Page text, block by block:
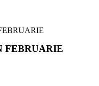
FEBRUARIE